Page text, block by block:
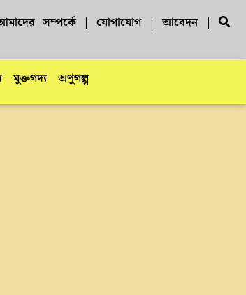
সম্পর্কে | যোগাযোগ | আবেদন |
মুক্তগদ্য অণুগল্প